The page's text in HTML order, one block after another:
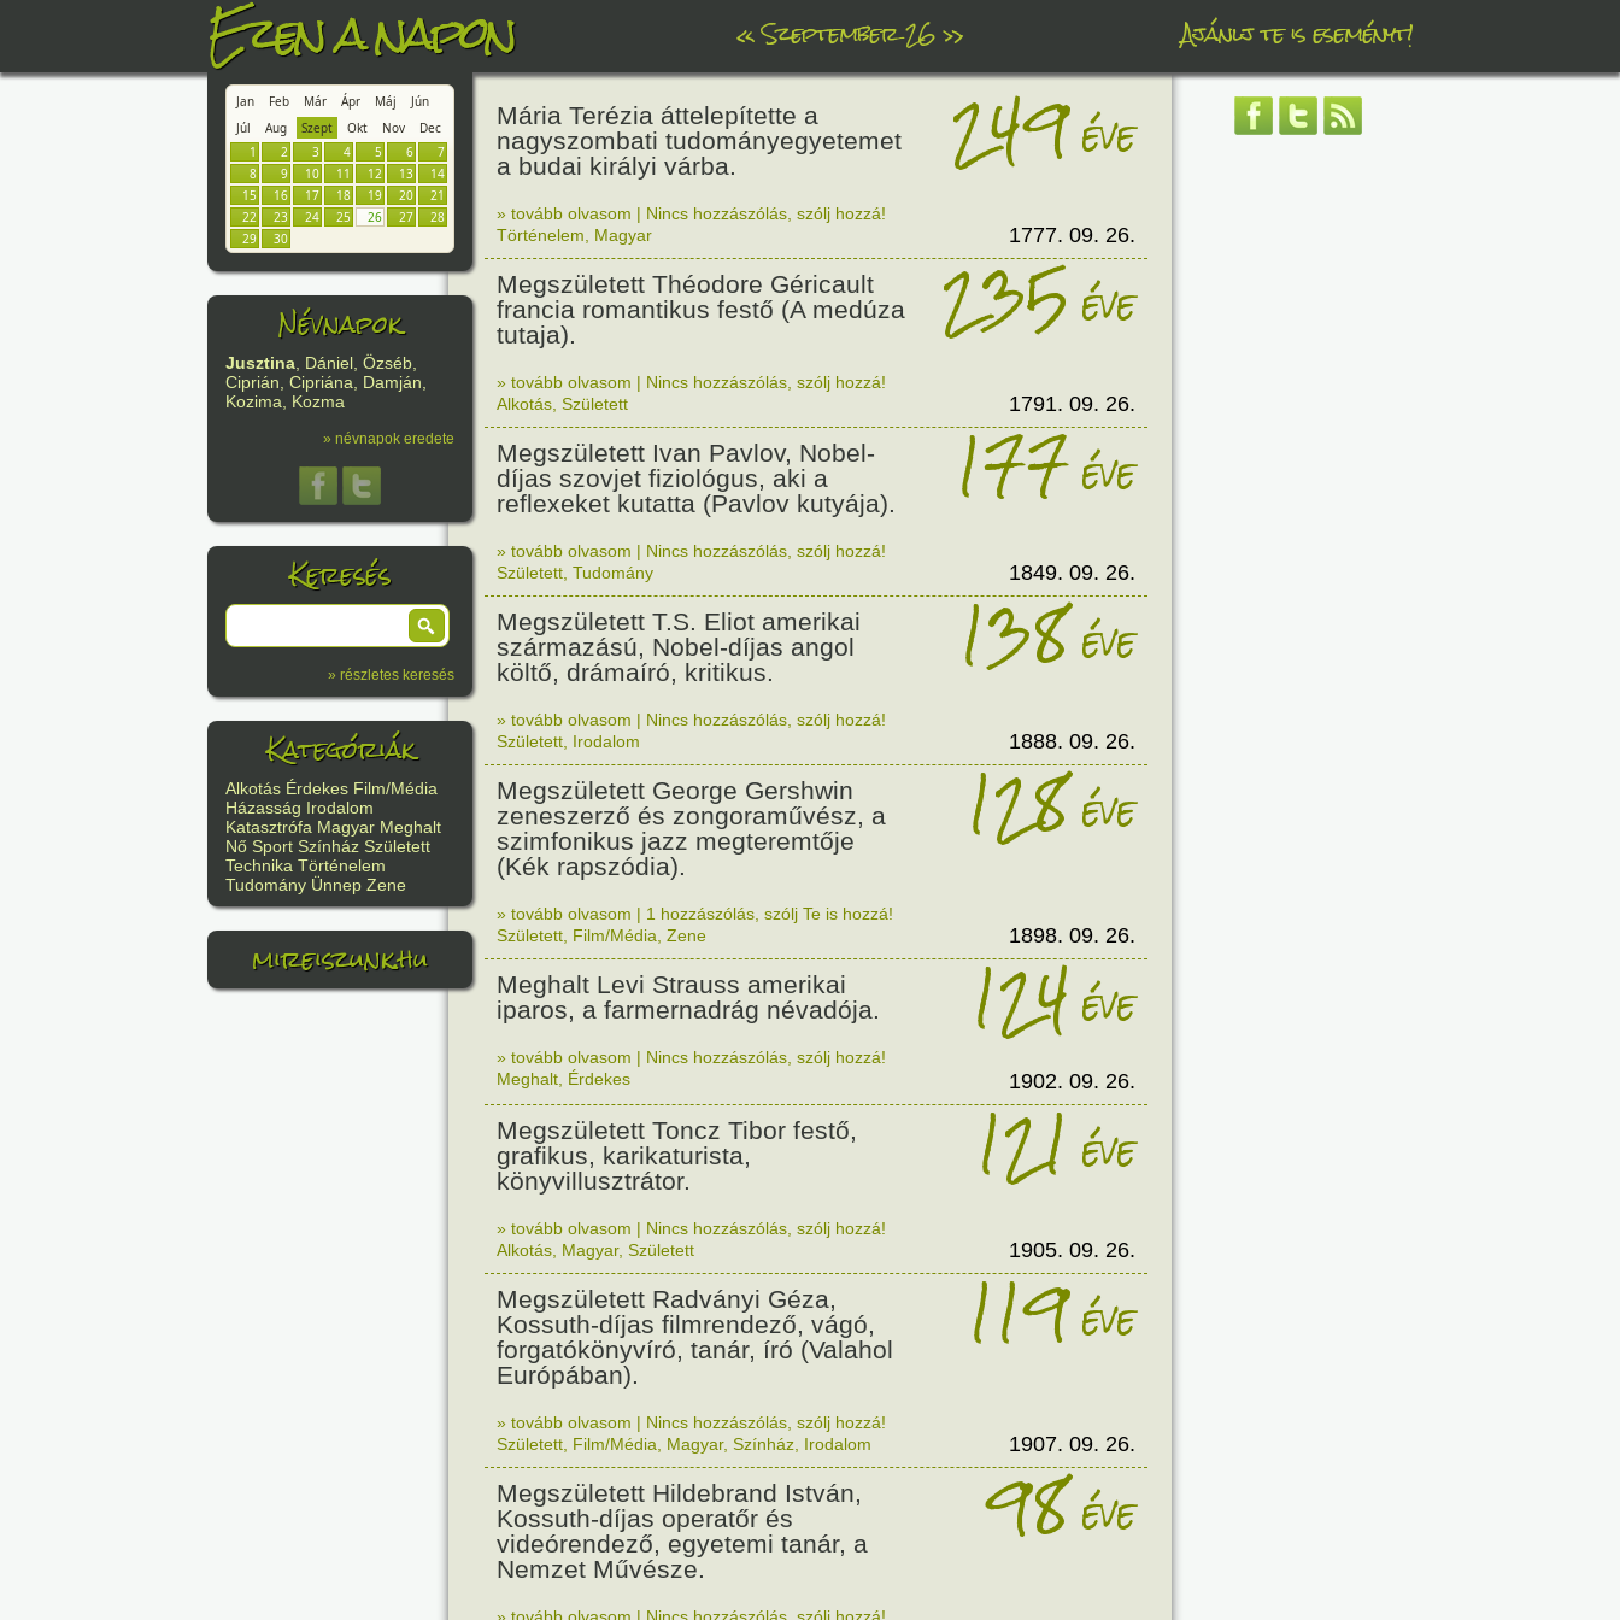
Ezen a napon «Szeptember 26» Ajánlj te is eseményt!
Jan Feb Már Ápr Máj
Jún
Júl
Aug Szept Okt Nov
Dec
1
2 3 4 5 6
7
8
9 10 11 12 13
14
15
16 17 18 19 20
21
22
23 24 25 26 27
28
29
30
Névnapok
Jusztina, Dániel, Özséb,
Ciprián, Cipriána, Damján,
Kozima, Kozma
» névnapok eredete
Keresés
» részletes keresés
Kategóriák
Alkotás Érdekes Film/Média
Házasság Irodalom
Katasztrófa Magyar Meghalt
Nő Sport Színház Született
Technika Történelem
Tudomány Ünnep Zene
mireiszunk.hu
Mária Terézia áttelepítette a
nagyszombati tudományegyetemet
a budai királyi várba.
249éve
» tovább olvasom | Nincs hozzászólás, szólj hozzá!
Történelem
Magyar 1777. 09. 26.
Megszületett Théodore Géricault
francia romantikus festő (A medúza
tutaja).
235éve
» tovább olvasom | Nincs hozzászólás, szólj hozzá!
Alkotás Született 1791. 09. 26.
Megszületett Ivan Pavlov, Nobel-
díjas szovjet fiziológus, aki a
reflexeket kutatta (Pavlov kutyája).
177éve
» tovább olvasom | Nincs hozzászólás, szólj hozzá!
Született Tudomány 1849. 09. 26.
Megszületett T.S. Eliot amerikai
származású, Nobel-díjas angol
költő, drámaíró, kritikus.
138éve
» tovább olvasom | Nincs hozzászólás, szólj hozzá!
Született Irodalom 1888. 09. 26.
Megszületett George Gershwin
zeneszerző és zongoraművész, a
szimfonikus jazz megteremtője
(Kék rapszódia).
128éve
» tovább olvasom | 1 hozzászólás, szólj Te is hozzá!
Született Film/Média Zene 1898. 09. 26.
Meghalt Levi Strauss amerikai
iparos, a farmernadrág névadója.
124éve
» tovább olvasom | Nincs hozzászólás, szólj hozzá!
Meghalt Érdekes 1902. 09. 26.
Megszületett Toncz Tibor festő,
grafikus, karikaturista,
könyvillusztrátor.
121éve
» tovább olvasom | Nincs hozzászólás, szólj hozzá!
Alkotás Magyar, Született 1905. 09. 26.
Megszületett Radványi Géza,
Kossuth-díjas filmrendező, vágó,
forgatókönyvíró, tanár, író (Valahol
Európában).
119éve
» tovább olvasom | Nincs hozzászólás, szólj hozzá!
Született Film/Média Magyar, Színház Irodalom 1907. 09. 26.
Megszületett Hildebrand István,
Kossuth-díjas operatőr és
videórendező, egyetemi tanár, a
Nemzet Művésze.
98éve